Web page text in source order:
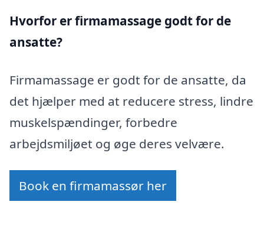
Hvorfor er firmamassage godt for de
ansatte?
Firmamassage er godt for de ansatte, da
det hjælper med at reducere stress, lindre
muskelspændinger, forbedre
arbejdsmiljøet og øge deres velvære.
Book en firmamassør her